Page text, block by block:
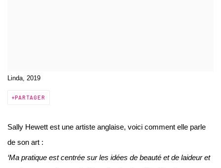
Linda, 2019
PARTAGER
Sally Hewett est une artiste anglaise, voici comment elle parle
de son art :
‘Ma pratique est centrée sur les idées de beauté et de laideur et